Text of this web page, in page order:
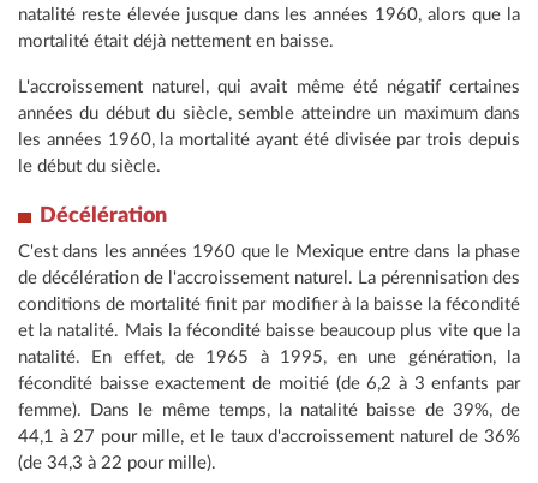
natalité reste élevée jusque dans les années 1960, alors que la
mortalité était déjà nettement en baisse.
L'accroissement naturel, qui avait même été négatif certaines
années du début du siècle, semble atteindre un maximum dans
les années 1960, la mortalité ayant été divisée par trois depuis
le début du siècle.
Décélération
C'est dans les années 1960 que le Mexique entre dans la phase
de décélération de l'accroissement naturel. La pérennisation des
conditions de mortalité finit par modifier à la baisse la fécondité
et la natalité. Mais la fécondité baisse beaucoup plus vite que la
natalité. En effet, de 1965 à 1995, en une génération, la
fécondité baisse exactement de moitié (de 6,2 à 3 enfants par
femme). Dans le même temps, la natalité baisse de 39%, de
44,1 à 27 pour mille, et le taux d'accroissement naturel de 36%
(de 34,3 à 22 pour mille).